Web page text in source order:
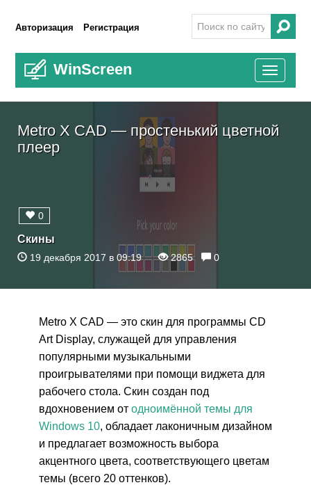
Авторизация Регистрация
WinScreen
Toggle
Metro X CAD — простенький цветной
плеер
Скины
19 декабря 2017 в 09:19 2865 0
0
Metro X CAD — это скин для программы CD
Art Display, служащей для управления
популярными музыкальными
проигрывателями при помощи виджета для
рабочего стола. Скин создан под
вдохновением от одноимённой темы для
Windows 10, обладает лаконичным дизайном
и предлагает возможность выбора
акцентного цвета, соответствующего цветам
темы (всего 20 оттенков).